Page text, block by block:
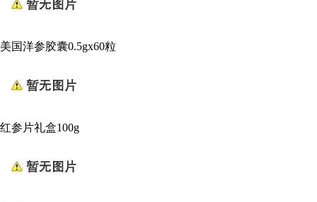
美国洋参胶囊0.5gx60粒
红参片礼盒100g